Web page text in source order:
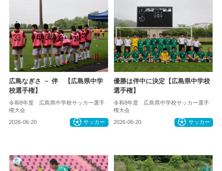
広島なぎさ － 伴 【広島県中学
校選手権】
令和8年度 広島県中学校サッカー選手
権大会
2026-06-20 サッカー
優勝は伴中に決定【広島県中学校
選手権】
令和8年度 広島県中学校サッカー選手
権大会
2026-06-20 サッカー